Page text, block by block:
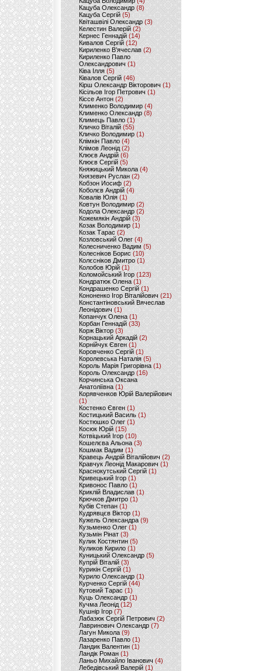
Кацуба Олександр (8)
Кацуба Сергій (5)
Квіташвілі Олександр(3)
Келестин Валерій(2)
Кернес Геннадій (14)
Кивалов Сергій (12)
Кириленко В’ячеслав (2)
Кириленко Павло
Олександрович (1)
Ківа Ілля (5)
Ківалов Сергій(46)
Кірш Олександр Вікторович (1)
Кісільов Ігор Петрович (1)
Кіссе Антон (2)
Клименко Володимир(4)
Клименко Олександр (8)
Климець Павло (1)
Кличко Віталій(55)
Кличко Володимир (1)
Клімкін Павло (4)
Клімов Леонід(2)
Клюєв Андрій(6)
Клюєв Сергій (5)
Княжицький Микола(4)
Князевич Руслан (2)
Кобзон Иосиф(2)
Коболєв Андрій (4)
Ковалів Юлія(1)
Ковтун Володимир (2)
Кодола Олександр (2)
Кожемякін Андрій (3)
Козак Володимир (1)
Козак Тарас (2)
Козловський Олег(4)
Колесниченко Вадим (5)
Колесніков Борис (10)
Колєсніков Дмитро (1)
Колобов Юрій (1)
Коломойський Ігор (123)
Кондратюк Олена(1)
Кондрашенко Сергій (1)
Кононенко Ігор Віталійович (21)
Константіновський Вячеслав
Леонідович (1)
Копанчук Олена (1)
Корбан Геннадій (33)
Корж Віктор (3)
Корнацький Аркадій (2)
Корнійчук Євген (1)
Коровченко Сергій (1)
Королевська Наталія(5)
Король Марія Григорівна (1)
Король Олександр (16)
Корчинська Оксана
Анатоліївна (1)
Корявченков Юрій Валерійович
(1)
Костенко Євген (1)
Костицький Василь (1)
Костюшко Олег (1)
Косюк Юрій (15)
Котвіцький Ігор (10)
Кошелєва Альона(3)
Кошмак Вадим (1)
Кравець Андрій Віталійович (2)
Кравчук Леонід Макарович (1)
Краснокутський Сергій (1)
Кривецький Ігор (1)
Кривонос Павло (1)
Криклій Владислав (1)
Крючков Дмитро(1)
Кубів Степан(1)
Кудрявцєв Віктор (1)
Кужель Олександра (9)
Кузьменко Олег (1)
Кузьмін Рінат(3)
Кулик Костянтин(5)
Куликов Кирило (1)
Куницький Олександр (5)
Купрій Віталій (3)
Курикін Сергій(1)
Курило Олександр (1)
Курченко Сергій (44)
Кутовий Тарас (1)
Куць Олександр (1)
Кучма Леонід (12)
Кушнір Ігор(7)
Лабазюк Сергій Петрович (2)
Лавринович Олександр(7)
Лагун Микола(9)
Лазаренко Павло (1)
Ландик Валентин (1)
Ландік Роман (1)
Ланьо Михайло Іванович(4)
Лебедівський Валерій(1)